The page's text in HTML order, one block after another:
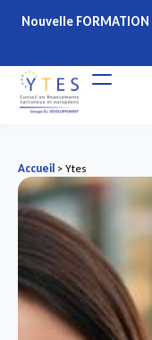
Nouvelle
Accueil > Ytes